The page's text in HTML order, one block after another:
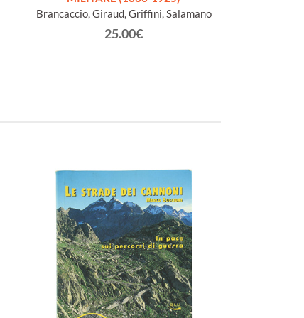
Brancaccio, Giraud, Griffini, Salamano
25.00€